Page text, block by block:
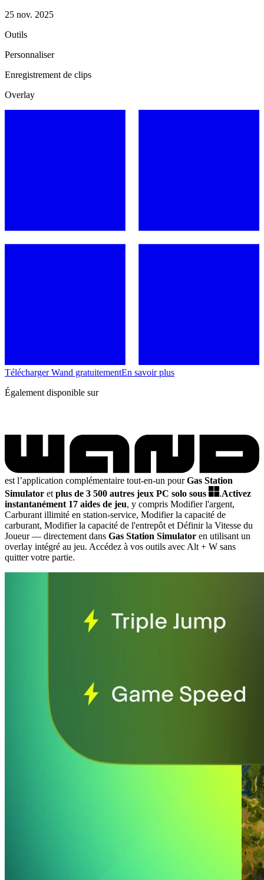
25 nov. 2025
Outils
Personnaliser
Enregistrement de clips
Overlay
Télécharger Wand gratuitementEn savoir plus
Également disponible sur
est l’application complémentaire tout-en-un pourGas Station
Simulator et plus de 3 500 autres jeux PC solo sous .Activez
instantanément 17 aides de jeu, y compris Modifier l'argent,
Carburant illimité en station-service, Modifier la capacité de
carburant, Modifier la capacité de l'entrepôt et Définir la Vitesse du
Joueur— directement dans Gas Station Simulator en utilisant un
overlay intégré au jeu. Accédez à vos outils avec Alt + W sans
quitter votre partie.